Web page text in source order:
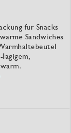
für Snacks
Sandwiches